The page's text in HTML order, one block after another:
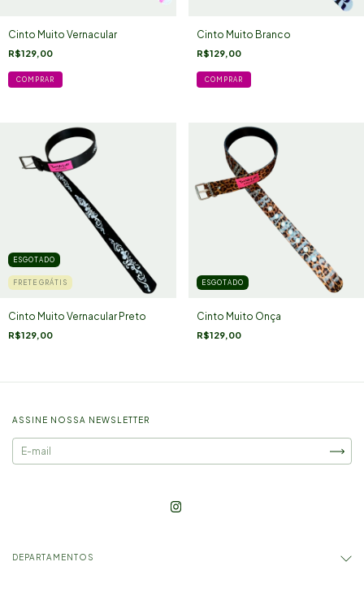
Cinto Muito Vernacular
R$129,00
Cinto Muito Branco
R$129,00
ESGOTADO
FRETE GRÁTIS
Cinto Muito Vernacular Preto
R$129,00
ESGOTADO
Cinto Muito Onça
R$129,00
ASSINE NOSSA NEWSLETTER
DEPARTAMENTOS